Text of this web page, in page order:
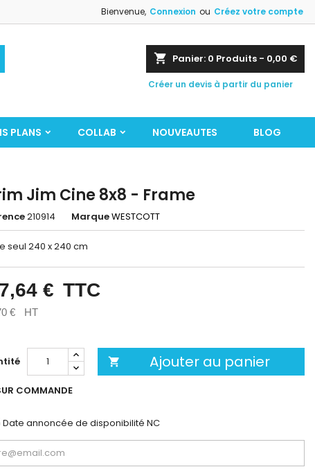
Bienvenue, Connexion ou Créez votre compte
shopping_cart Panier: 0 Produits - 0,00 €
Créer un devis à partir du panier
PLANS COLLAB NOUVEAUTES BLOG
Jim Cine 8x8 - Frame
210914 MarqueWESTCOTT
seul 240 x 240 cm
€ TTC
€ HT
 Ajouter au panier
COMMANDE
Date annoncée de disponibilité NC